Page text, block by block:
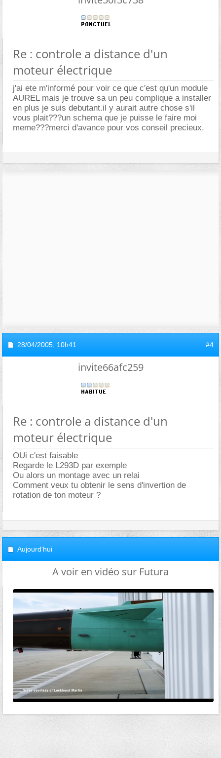
Re : controle a distance d'un
moteur électrique
j'ai ete m'informé pour voir ce que c'est qu'un module
AUREL mais je trouve sa un peu complique a installer
en plus je suis debutant.il y aurait autre chose s'il
vous plait???un schema que je puisse le faire moi
meme???merci d'avance pour vos conseil precieux.
28/04/2005, 10h41 #4
invite66afc259
Re : controle a distance d'un
moteur électrique
OUi c'est faisable
Regarde le L293D par exemple
Ou alors un montage avec un relai
Comment veux tu obtenir le sens d'invertion de
rotation de ton moteur ?
Aujourd'hui
A voir en vidéo sur Futura